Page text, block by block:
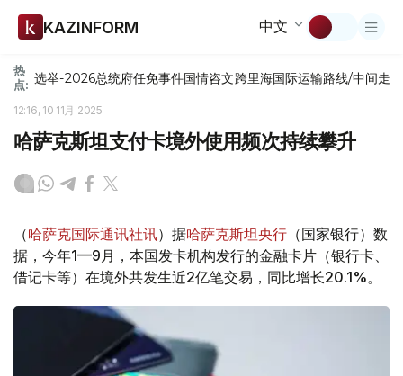
KAZINFORM 中文
热
点: 选举-2026总统府任免事件国情咨文跨里海国际运输路线/中间走廊
12:16, 10 11月 2025
哈萨克斯坦支付卡境外使用频次持续攀升
（哈萨克国际通讯社讯）据哈萨克斯坦央行 （国家银行）数
据，今年1—9月，本国发卡机构发行的金融卡片（银行卡、
借记卡等）在境外共发生近2亿笔交易，同比增长20.1%。